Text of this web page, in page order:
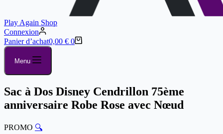
Play Again Shop
Connexion
Panier d’achat0,00 € 0
Menu
Sac à Dos Disney Cendrillon 75ème
anniversaire Robe Rose avec Nœud
PROMO 🔍